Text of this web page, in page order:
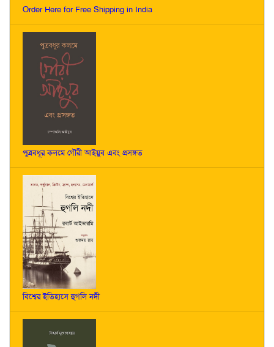
Order Here for Free Shipping in India
পুত্রবধূর কলমে গৌরী আইয়ুব এবং প্রসঙ্গত
বিশ্বের ইতিহাসে হুগলি নদী